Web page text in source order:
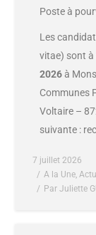
Poste à
Les
vitae) sont
2026à
Communes
Voltaire –
suivante :
7 juillet 2026
A la Une
ParJuliette